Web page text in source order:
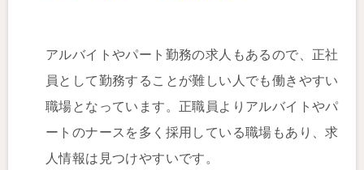
アルバイトやパート勤務の求人もあるので、正社
員として勤務することが難しい人でも働きやすい
職場となっています。正職員よりアルバイトやパ
ートのナースを多く採用している職場もあり、求
人情報は見つけやすいです。